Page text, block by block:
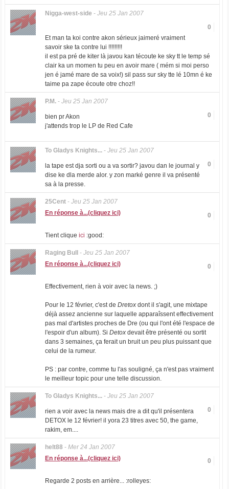
Nigga-west-side - Jeu 25 Jan 2007
0
Et man ta koi contre akon sérieux jaimeré vraiment
savoir ske ta contre lui !!!!!!!!!
il est pa pré de kiter là javou kan técoute ke sky tt le temp sé
clair ka un momen tu peu en avoir mare ( mém si moi perso
jen é jamé mare de sa voix!) sil pass sur sky tte lé 10mn é ke
taime pa zape écoute otre choz!!
P.M.- Jeu 25 Jan 2007
0
bien pr Akon
j'attends trop le LP de Red Cafe
To Gladys Knights...- Jeu 25 Jan 2007
0
la tape est dja sorti ou a va sortir? javou dan le journal y
dise ke dla merde alor. y zon marké genre il va présenté
sa à la presse.
25Cent- Jeu 25 Jan 2007
0
En réponse à...(cliquez ici)
Tient clique ici :good:
Raging Bull - Jeu 25 Jan 2007
0
En réponse à...(cliquez ici)
Effectivement, rien à voir avec la news. ;)
Pour le 12 février, c'est de Dretox dont il s'agit, une mixtape
déjà assez ancienne sur laquelle apparaîssent effectivement
pas mal d'artistes proches de Dre (ou qui l'ont été l'espace de
l'espoir d'un album). Si Detox devait être présenté ou sortit
dans 3 semaines, ça ferait un bruit un peu plus puissant que
celui de la rumeur.
PS : par contre, comme tu l'as souligné, ça n'est pas vraiment
le meilleur topic pour une telle discussion.
To Gladys Knights...- Jeu 25 Jan 2007
0
rien a voir avec la news mais dre a dit qu'il présentera
DETOX le 12 février! il yora 23 titres avec 50, the game,
rakim, em....
helt88 - Mer 24 Jan 2007
0
En réponse à...(cliquez ici)
Regarde 2 posts en arrière... :rolleyes: